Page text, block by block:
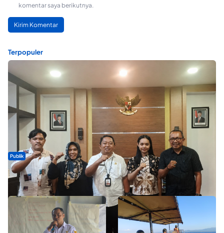
komentar saya berikutnya.
Terpopuler
Publik
Dua Talenta Muda Ternate Wakili Maluku Utara di Gita Bahana
Nusantara 2026